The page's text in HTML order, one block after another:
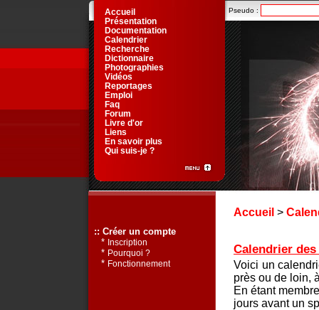
Accueil >
Calendrier
Voici un
près ou de loin,
En étant
jours avant un
Pseudo :
Accueil
Présentation
Documentation
Calendrier
Recherche
Dictionnaire
Photographies
Vidéos
Reportages
Emploi
Faq
Forum
Livre d'or
Liens
En savoir plus
Qui suis-je ?
:: Créer un compte
* Inscription
* Pourquoi ?
* Fonctionnement